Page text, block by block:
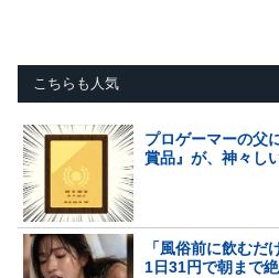
こちらも人気
プロゲーマーの父
賞品』が、神々し
「風俗前に飲むだ
1日31円で朝まで